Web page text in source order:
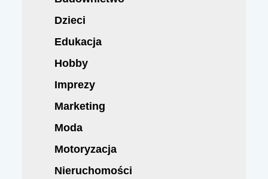
Dzieci
Edukacja
Hobby
Imprezy
Marketing
Moda
Motoryzacja
Nieruchomości